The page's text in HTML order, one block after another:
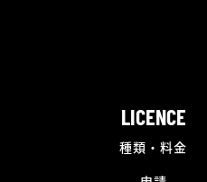
LICENCE
種類・料金